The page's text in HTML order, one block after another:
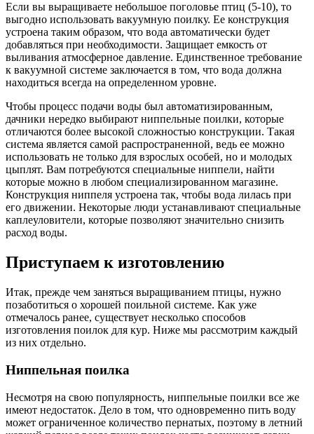
Если вы выращиваете небольшое поголовье птиц (5-10), то
выгодно использовать вакуумную поилку. Ее конструкция
устроена таким образом, что вода автоматически будет
добавляться при необходимости. Защищает емкость от
выливания атмосферное давление. Единственное требование
к вакуумной системе заключается в том, что вода должна
находиться всегда на определенном уровне.
Чтобы процесс подачи воды был автоматизированным,
дачники нередко выбирают ниппельные поилки, которые
отличаются более высокой сложностью конструкции. Такая
система является самой распространенной, ведь ее можно
использовать не только для взрослых особей, но и молодых
цыплят. Вам потребуются специальные ниппели, найти
которые можно в любом специализированном магазине.
Конструкция ниппеля устроена так, чтобы вода лилась при
его движении. Некоторые люди устанавливают специальные
каплеуловители, которые позволяют значительно снизить
расход воды.
Приступаем к изготовлению
Итак, прежде чем заняться выращиванием птицы, нужно
позаботиться о хорошей поильной системе. Как уже
отмечалось ранее, существует несколько способов
изготовления поилок для кур. Ниже мы рассмотрим каждый
из них отдельно.
Ниппельная поилка
Несмотря на свою популярность, ниппельные поилки все же
имеют недостаток. Дело в том, что одновременно пить воду
может ограниченное количество пернатых, поэтому в летний